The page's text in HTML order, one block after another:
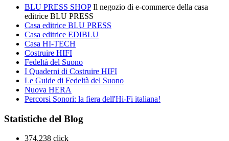
BLU PRESS SHOPIl negozio di e-commerce della casa
editrice BLU PRESS
Casa editrice BLU PRESS
Casa editrice EDIBLU
Casa HI-TECH
Costruire HIFI
Fedeltà del Suono
I Quaderni di Costruire HIFI
Le Guide di Fedeltà del Suono
Nuova HERA
Percorsi Sonori: la fiera dell'Hi-Fi italiana!
Statistiche del Blog
374.238 click